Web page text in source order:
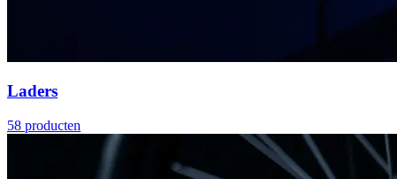
Laders
58 producten